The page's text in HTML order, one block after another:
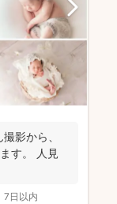
影から、
す。 人見
7日以内